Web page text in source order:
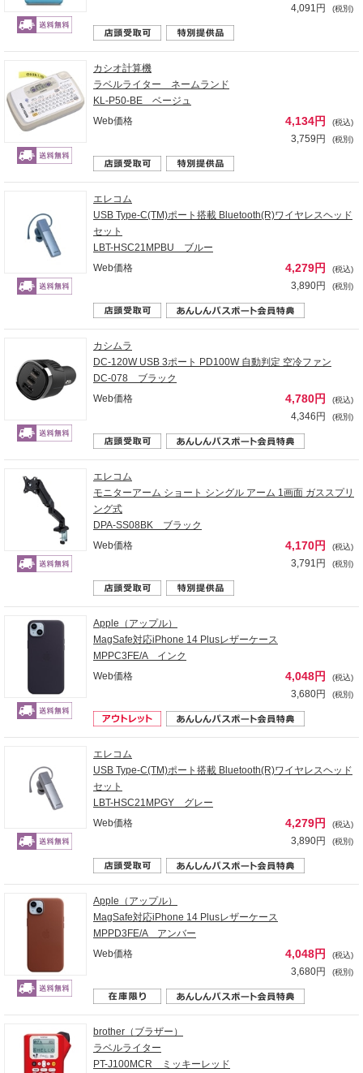
4,091円 (税別)
カシオ計算機
ラベルライター ネームランド
KL-P50-BE ベージュ
Web価格
4,134円 (税込)
3,759円 (税別)
エレコム
USB Type-C(TM)ポート搭載 Bluetooth(R)ワイヤレスヘッド
セット
LBT-HSC21MPBU ブルー
Web価格
4,279円 (税込)
3,890円 (税別)
カシムラ
DC-120W USB 3ポート PD100W 自動判定 空冷ファン
DC-078 ブラック
Web価格
4,780円 (税込)
4,346円 (税別)
エレコム
モニターアーム ショート シングル アーム 1画面 ガススプリ
ング式
DPA-SS08BK ブラック
Web価格
4,170円 (税込)
3,791円 (税別)
Apple（アップル）
MagSafe対応iPhone 14 Plusレザーケース
MPPC3FE/A インク
Web価格
4,048円 (税込)
3,680円 (税別)
エレコム
USB Type-C(TM)ポート搭載 Bluetooth(R)ワイヤレスヘッド
セット
LBT-HSC21MPGY グレー
Web価格
4,279円 (税込)
3,890円 (税別)
Apple（アップル）
MagSafe対応iPhone 14 Plusレザーケース
MPPD3FE/A アンバー
Web価格
4,048円 (税込)
3,680円 (税別)
brother（ブラザー）
ラベルライター
PT-J100MCR ミッキーレッド